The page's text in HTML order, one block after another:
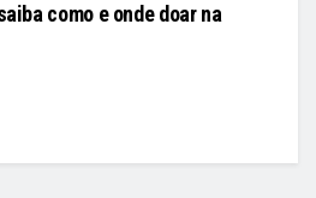
como e onde doar na